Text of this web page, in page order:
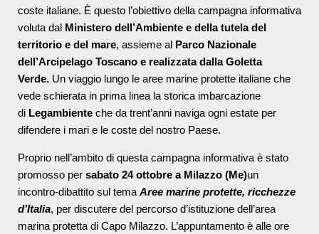
coste italiane. È questo l’obiettivo della campagna informativa
voluta dal Ministero dell’Ambiente e della tutela del
territorio e del mare, assieme al
Parco Nazionale
dell’Arcipelago Toscano e realizzata dalla Goletta
Verde. Un viaggio lungo le aree marine protette italiane che
vede schierata in prima linea la storica imbarcazione
di Legambiente che da trent’anni naviga ogni estate per
difendere i mari e le coste del nostro Paese.
Proprio nell’ambito di questa campagna informativa è stato
promosso per sabato 24 ottobre a Milazzo (Me)un
incontro-dibattito sul tema Aree marine protette, ricchezze
d’Italia, per discutere del percorso d’istituzione dell’area
marina protetta di Capo Milazzo. L’appuntamento è alle ore